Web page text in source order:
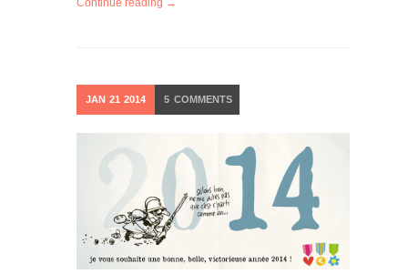
Continue reading →
JAN 21 2014 5 COMMENTS